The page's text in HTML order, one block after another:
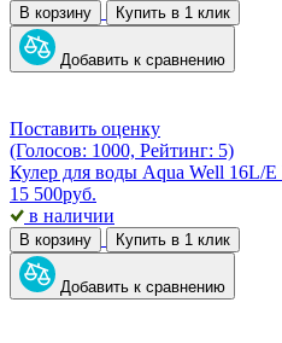
В корзину Купить в 1 клик
Добавить к сравнению
Поставить оценку
(Голосов: 1000, Рейтинг: 5)
Кулер для воды Aqua Well 16L/
15 500руб.
в наличии
В корзину Купить в 1 клик
Добавить к сравнению